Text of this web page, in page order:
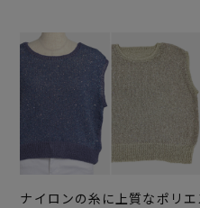
ナイロンの糸に上質なポリ